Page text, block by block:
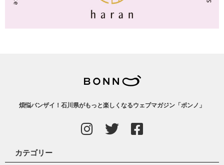
煩悩バンザイ！石川県がもっと楽しくなるウェブマガジン「ボンノ」
カテゴリー